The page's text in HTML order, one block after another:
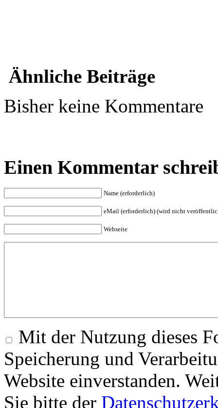
Ähnliche Beiträge
Bisher keine Kommentare
Einen Kommentar
Name (erforderlich)
eMail (erforderlich) (wird nicht
Webseite
Mit der Nutzung dieses
Speicherung und
Website einverstanden.
Sie bitte der